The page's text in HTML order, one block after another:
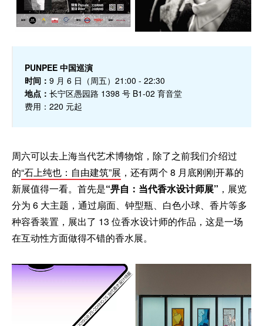
PUNPEE 中国巡演
时间： 9 月 6 日（周五）21:00 - 22:30
地点： 长宁区愚园路 1398 号 B1-02 育音堂
费用：220 元起
周六可以去上海当代艺术博物馆，除了之前我们介绍过
的“石上纯也：自由建筑”展 ，还有两个 8 月底刚刚开幕的
新展值得一看。首先是“畀自：当代香水设计师展” ，展览
分为 6 大主题，通过扇面、钟型瓶、白色小球、香片等多
种容香装置，展出了 13 位香水设计师的作品，这是一场
在互动性方面做得不错的香水展。